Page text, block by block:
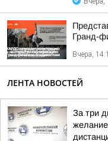
Гранд-
Вчера,
ЛЕНТА НОВОСТЕЙ
За три